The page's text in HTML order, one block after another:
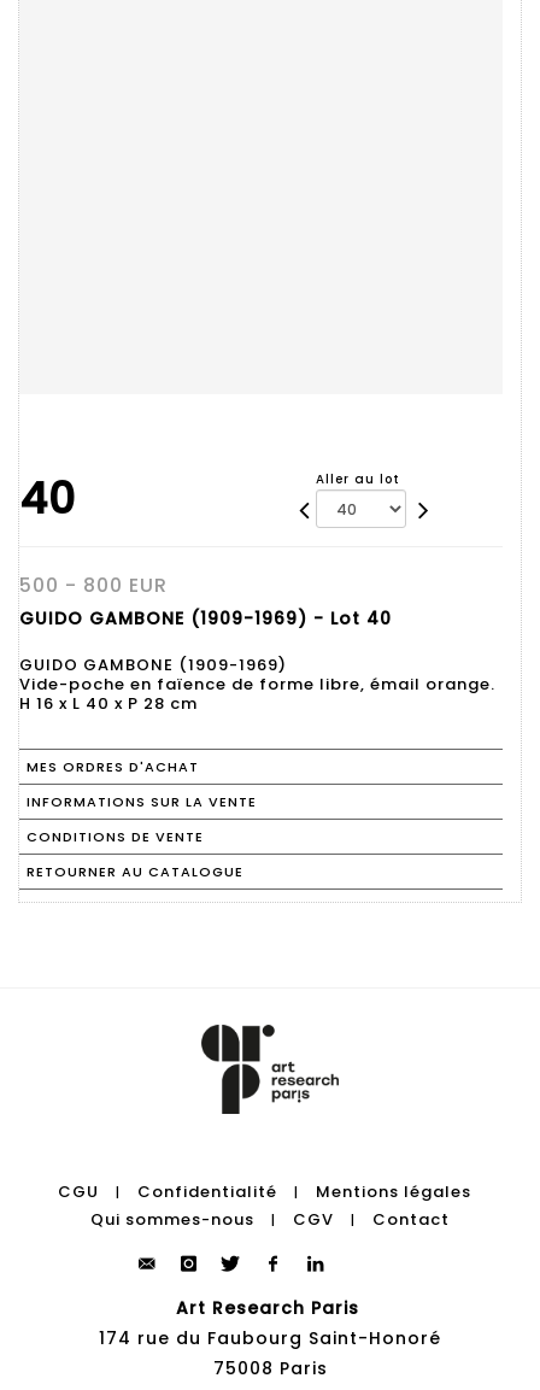
40 Aller au lot
500 - 800 EUR
GUIDO GAMBONE (1909-1969) - Lot 40
GUIDO GAMBONE (1909-1969)
Vide-poche en faïence de forme libre, émail orange.
H 16 x L 40 x P 28 cm
MES ORDRES D'ACHAT
INFORMATIONS SUR LA VENTE
CONDITIONS DE VENTE
RETOURNER AU CATALOGUE
CGU | Confidentialité |
Mentions légales
Qui sommes-nous
| CGV | Contact
Art Research Paris
174 rue du Faubourg Saint-Honoré
75008 Paris